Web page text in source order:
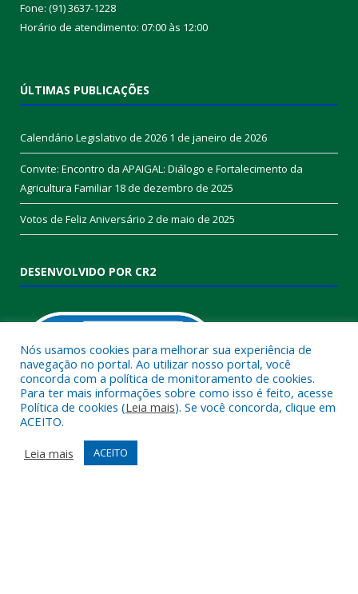
Fone: (91) 3637-1228
Horário de atendimento: 07:00 às 12:00
ÚLTIMAS PUBLICAÇÕES
Calendário Legislativo de 2026 1 de janeiro de 2026
Convite: Encontro da APAIGAL: Diálogo e Fortalecimento da
Agricultura Familiar 18 de dezembro de 2025
Votos de Feliz Aniversário 2 de maio de 2025
DESENVOLVIDO POR CR2
Muito mais que
Realizamos umaassessoria
contrato que todas as exigências das
Nós usamos cookies para melhorar sua experiência de
navegação no portal. Ao utilizar nosso portal, você
concorda com a política de monitoramento de cookies.
Para ter mais informações sobre como isso é feito, acesse
Política de cookies (Leia mais). Se você concorda, clique em
ACEITO.
Leia mais
ACEITO